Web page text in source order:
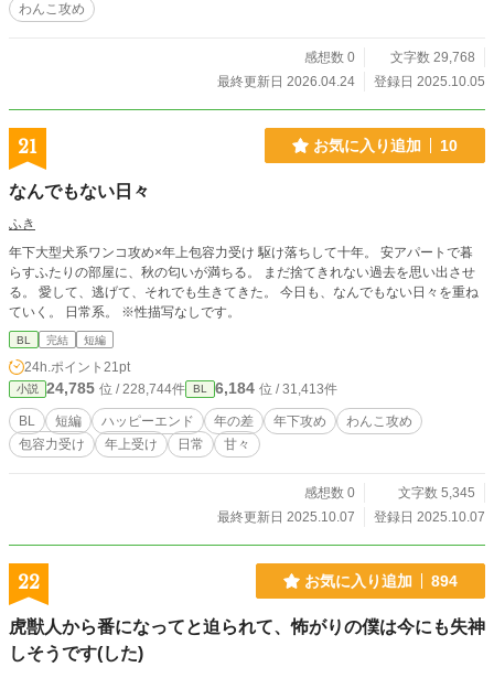
わんこ攻め
感想数 0
文字数 29,768
最終更新日 2026.04.24
登録日 2025.10.05
21 お気に入り追加 10
なんでもない日々
ふき
年下大型犬系ワンコ攻め×年上包容力受け 駆け落ちして十年。 安アパートで暮
らすふたりの部屋に、秋の匂いが満ちる。 まだ捨てきれない過去を思い出させ
る。 愛して、逃げて、それでも生きてきた。 今日も、なんでもない日々を重ね
ていく。 日常系。 ※性描写なしです。
BL 完結 短編
24h.ポイント 21pt
小説 24,785 位 / 228,744件 BL 6,184 位 / 31,413件
BL 短編 ハッピーエンド 年の差 年下攻め
わんこ攻め
包容力受け
年上受け 日常 甘々
感想数 0
文字数 5,345
最終更新日 2025.10.07
登録日 2025.10.07
22 お気に入り追加 894
虎獣人から番になってと迫られて、怖がりの僕は今にも失神
しそうです(した)